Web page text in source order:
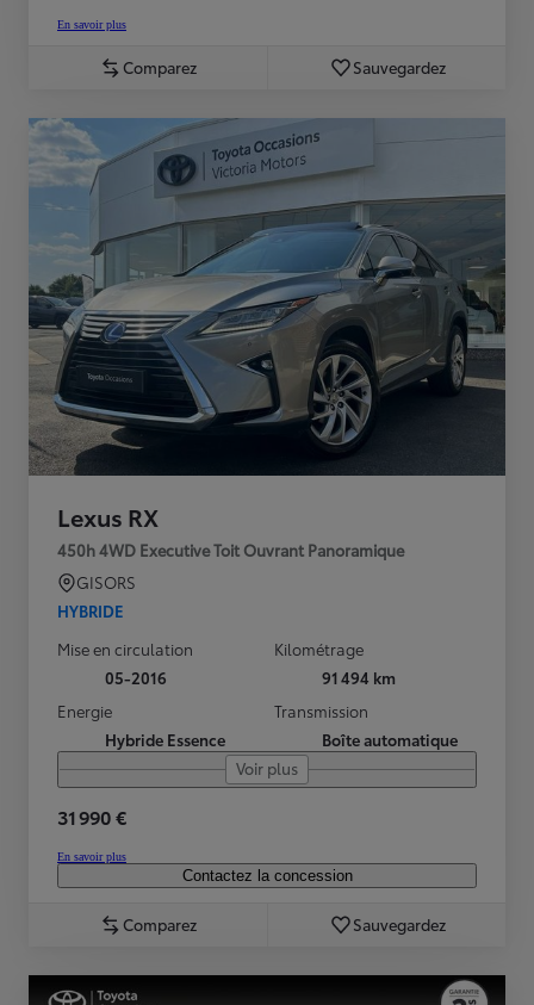
En savoir plus
Comparez Sauvegardez
Lexus RX
450h 4WD Executive Toit Ouvrant Panoramique
GISORS
HYBRIDE
Mise en circulation
05-2016
Kilométrage
91 494 km
Energie
Hybride Essence
Transmission
Boîte automatique
Voir plus
31 990 €
En savoir plus
Contactez la concession
Comparez Sauvegardez